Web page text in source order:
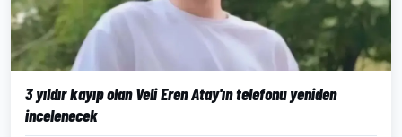
3 yıldır kayıp olan Veli Eren Atay'ın telefonu yeniden
incelenecek